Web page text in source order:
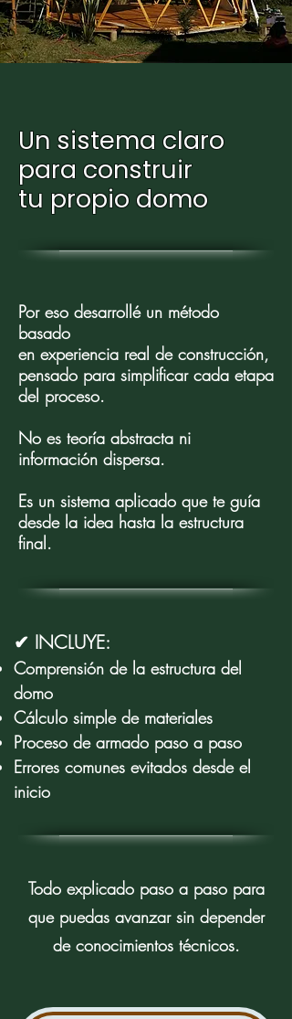
Un sistema claro
para construir
tu propio domo
Por eso desarrollé un método
basado
en experiencia real de construcción,
pensado para simplificar cada etapa
del proceso.
No es teoría abstracta ni
información dispersa.
Es un sistema aplicado que te guía
desde la idea hasta la estructura
final.
✔ INCLUYE:
Comprensión de la estructura del
domo
Cálculo simple de materiales
Proceso de armado paso a paso
Errores comunes evitados desde el
inicio
Todo explicado paso a paso para
que puedas avanzar sin depender
de conocimientos técnicos.